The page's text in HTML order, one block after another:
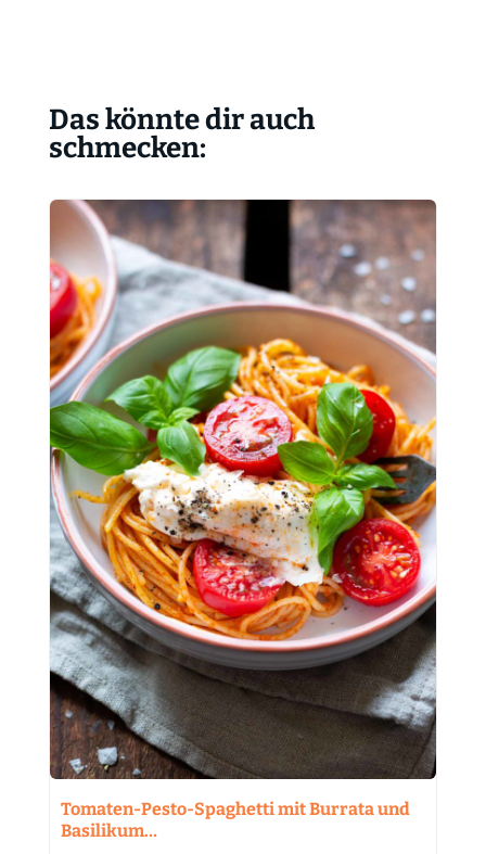
Das könnte dir auch
schmecken:
Tomaten-Pesto-Spaghetti mit Burrata und
Basilikum…